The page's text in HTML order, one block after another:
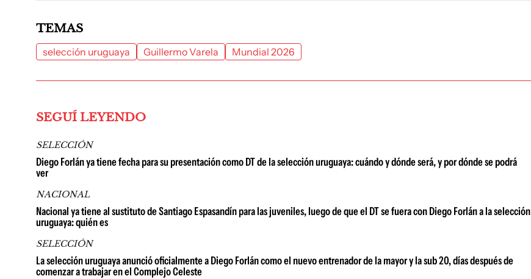
TEMAS
selección uruguaya Guillermo Varela Mundial 2026
SEGUÍ LEYENDO
SELECCIÓN
Diego Forlán ya tiene fecha para su presentación como DT de la selección uruguaya: cuándo y dónde será, y por dónde se podrá
ver
NACIONAL
Nacional ya tiene al sustituto de Santiago Espasandín para las juveniles, luego de que el DT se fuera con Diego Forlán a la selección
uruguaya: quién es
SELECCIÓN
La selección uruguaya anunció oficialmente a Diego Forlán como el nuevo entrenador de la mayor y la sub 20, días después de
comenzar a trabajar en el Complejo Celeste